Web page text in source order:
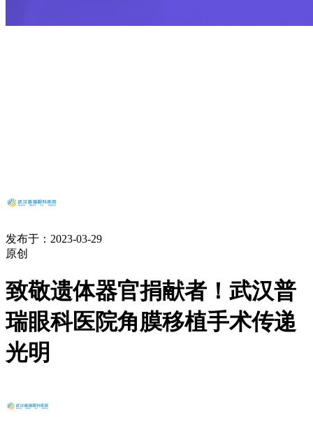
发布于：2023-03-29
原创
致敬遗体器官捐献者！武汉普
瑞眼科医院角膜移植手术传递
光明